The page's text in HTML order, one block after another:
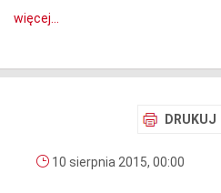
więcej...
DRUKUJ
10 sierpnia 2015, 00:00